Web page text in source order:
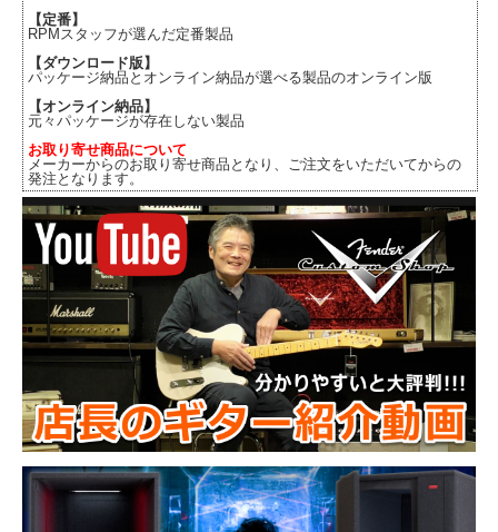
【定番】
RPMスタッフが選んだ定番製品
【ダウンロード版】
パッケージ納品とオンライン納品が選べる製品のオンライン版
【オンライン納品】
元々パッケージが存在しない製品
お取り寄せ商品について
メーカーからのお取り寄せ商品となり、ご注文をいただいてからの
発注となります。